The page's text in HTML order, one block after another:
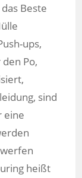
Beste
ups,
Po,
sind
eine
heißt